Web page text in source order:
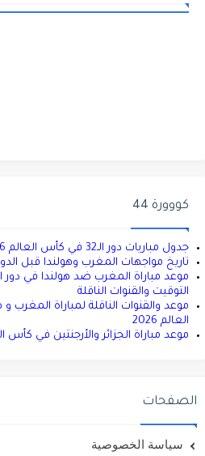
كووورة 44
جدول مباريات دور الـ32 في كأس العالم 2026..دليلك الكامل
تاريخ مواجهات المغرب وهولندا قبل الدور 32 كأس العالم
التوقيت والقنوات الناقلة
العالم 2026
موعد مباراة الجزائر والأرجنتين في كأس العالم 2026 والقنوات
الصفحات
سياسة الخصوصية